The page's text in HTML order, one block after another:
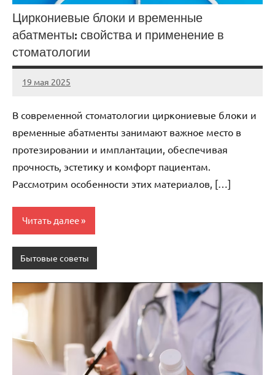
Циркониевые блоки и временные
абатменты: свойства и применение в
стоматологии
19 мая 2025
Avtor
Нет
В современной стоматологии циркониевые блоки и
временные абатменты занимают важное место в
протезировании и имплантации, обеспечивая
прочность, эстетику и комфорт пациентам.
Рассмотрим особенности этих материалов, […]
Читать далее
Бытовые советы